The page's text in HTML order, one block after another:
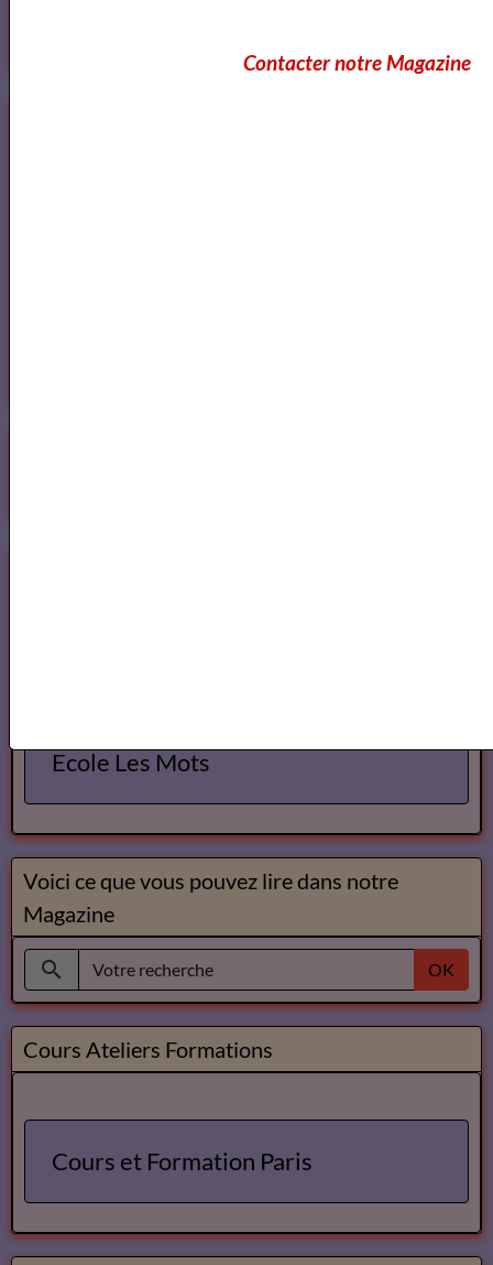
Ecole Les Mots
Voici ce que vous pouvez lire dans notre
Magazine
OK
Cours Ateliers Formations
Cours et Formation Paris
Contacter notre Magazine